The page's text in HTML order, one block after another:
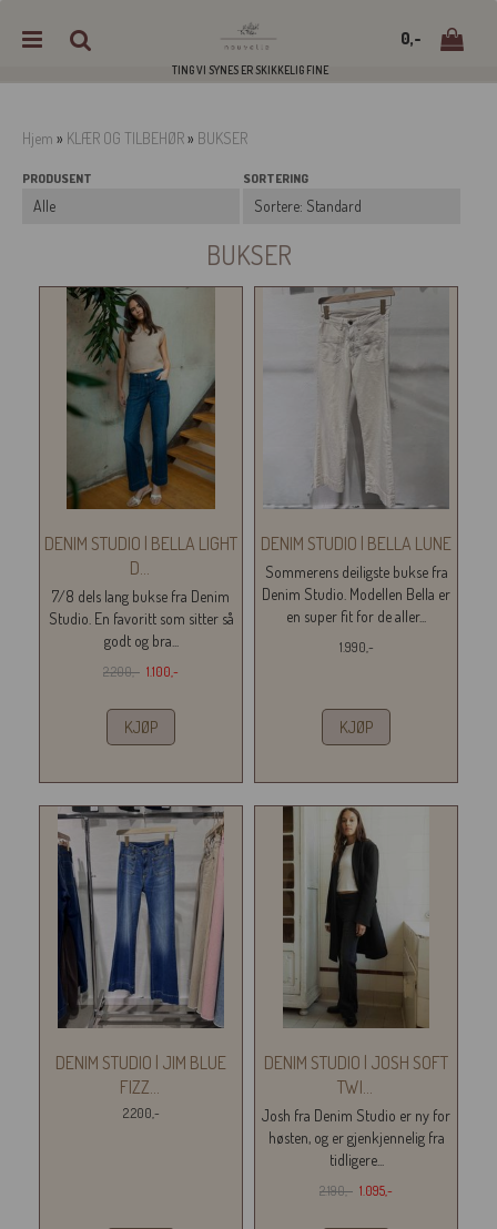
0,-
TING VI SYNES ER SKIKKELIG FINE
Hjem » KLÆR OG TILBEHØR» BUKSER
PRODUSENT SORTERING
BUKSER
DENIM STUDIO | BELLA LIGHT
D...
7/8 dels lang bukse fra Denim
Studio. En favoritt som sitter så
godt og bra...
2.200,- 1.100,-
KJØP
DENIM STUDIO | BELLA LUNE
Sommerens deiligste bukse fra
Denim Studio. Modellen Bella er
en super fit for de aller...
1.990,-
KJØP
DENIM STUDIO | JIM BLUE
FIZZ...
2.200,-
DENIM STUDIO | JOSH SOFT
TWI...
Josh fra Denim Studio er ny for
høsten, og er gjenkjennelig fra
tidligere...
2.190,- 1.095,-